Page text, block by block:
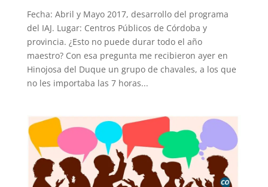
Fecha: Abril y Mayo 2017, desarrollo del programa
del IAJ. Lugar: Centros Públicos de Córdoba y
provincia. ¿Esto no puede durar todo el año
maestro? Con esa pregunta me recibieron ayer en
Hinojosa del Duque un grupo de chavales, a los que
no les importaba las 7 horas...